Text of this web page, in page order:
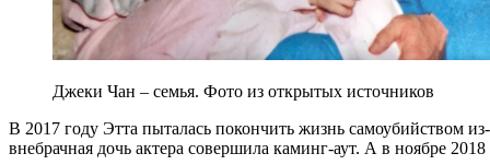
Джеки Чан – семья. Фото из открытых источников
В 2017 году Этта пыталась покончить жизнь самоубийством
внебрачная дочь актера совершила каминг-аут. А в ноябре